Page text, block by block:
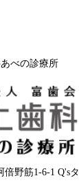
べの診療所
倍野筋1-6-1 Q's